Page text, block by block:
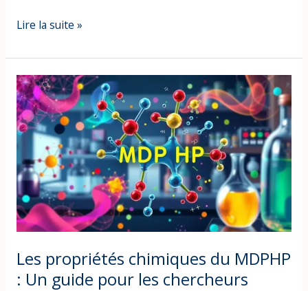
Lire la suite »
Les propriétés chimiques du MDPHP
: Un guide pour les chercheurs
Les
propriétés
chimiques
du
MDPHP
:
Un
guide
pour
les
chercheurs